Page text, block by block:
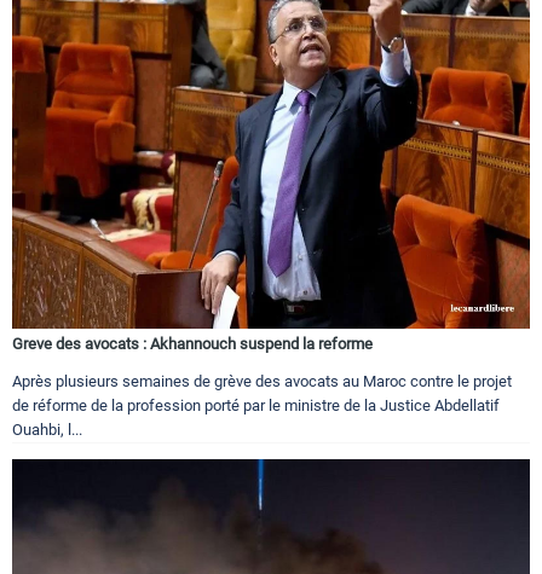
Greve des avocats : Akhannouch suspend la reforme
Après plusieurs semaines de grève des avocats au Maroc contre le projet
de réforme de la profession porté par le ministre de la Justice Abdellatif
Ouahbi, l...